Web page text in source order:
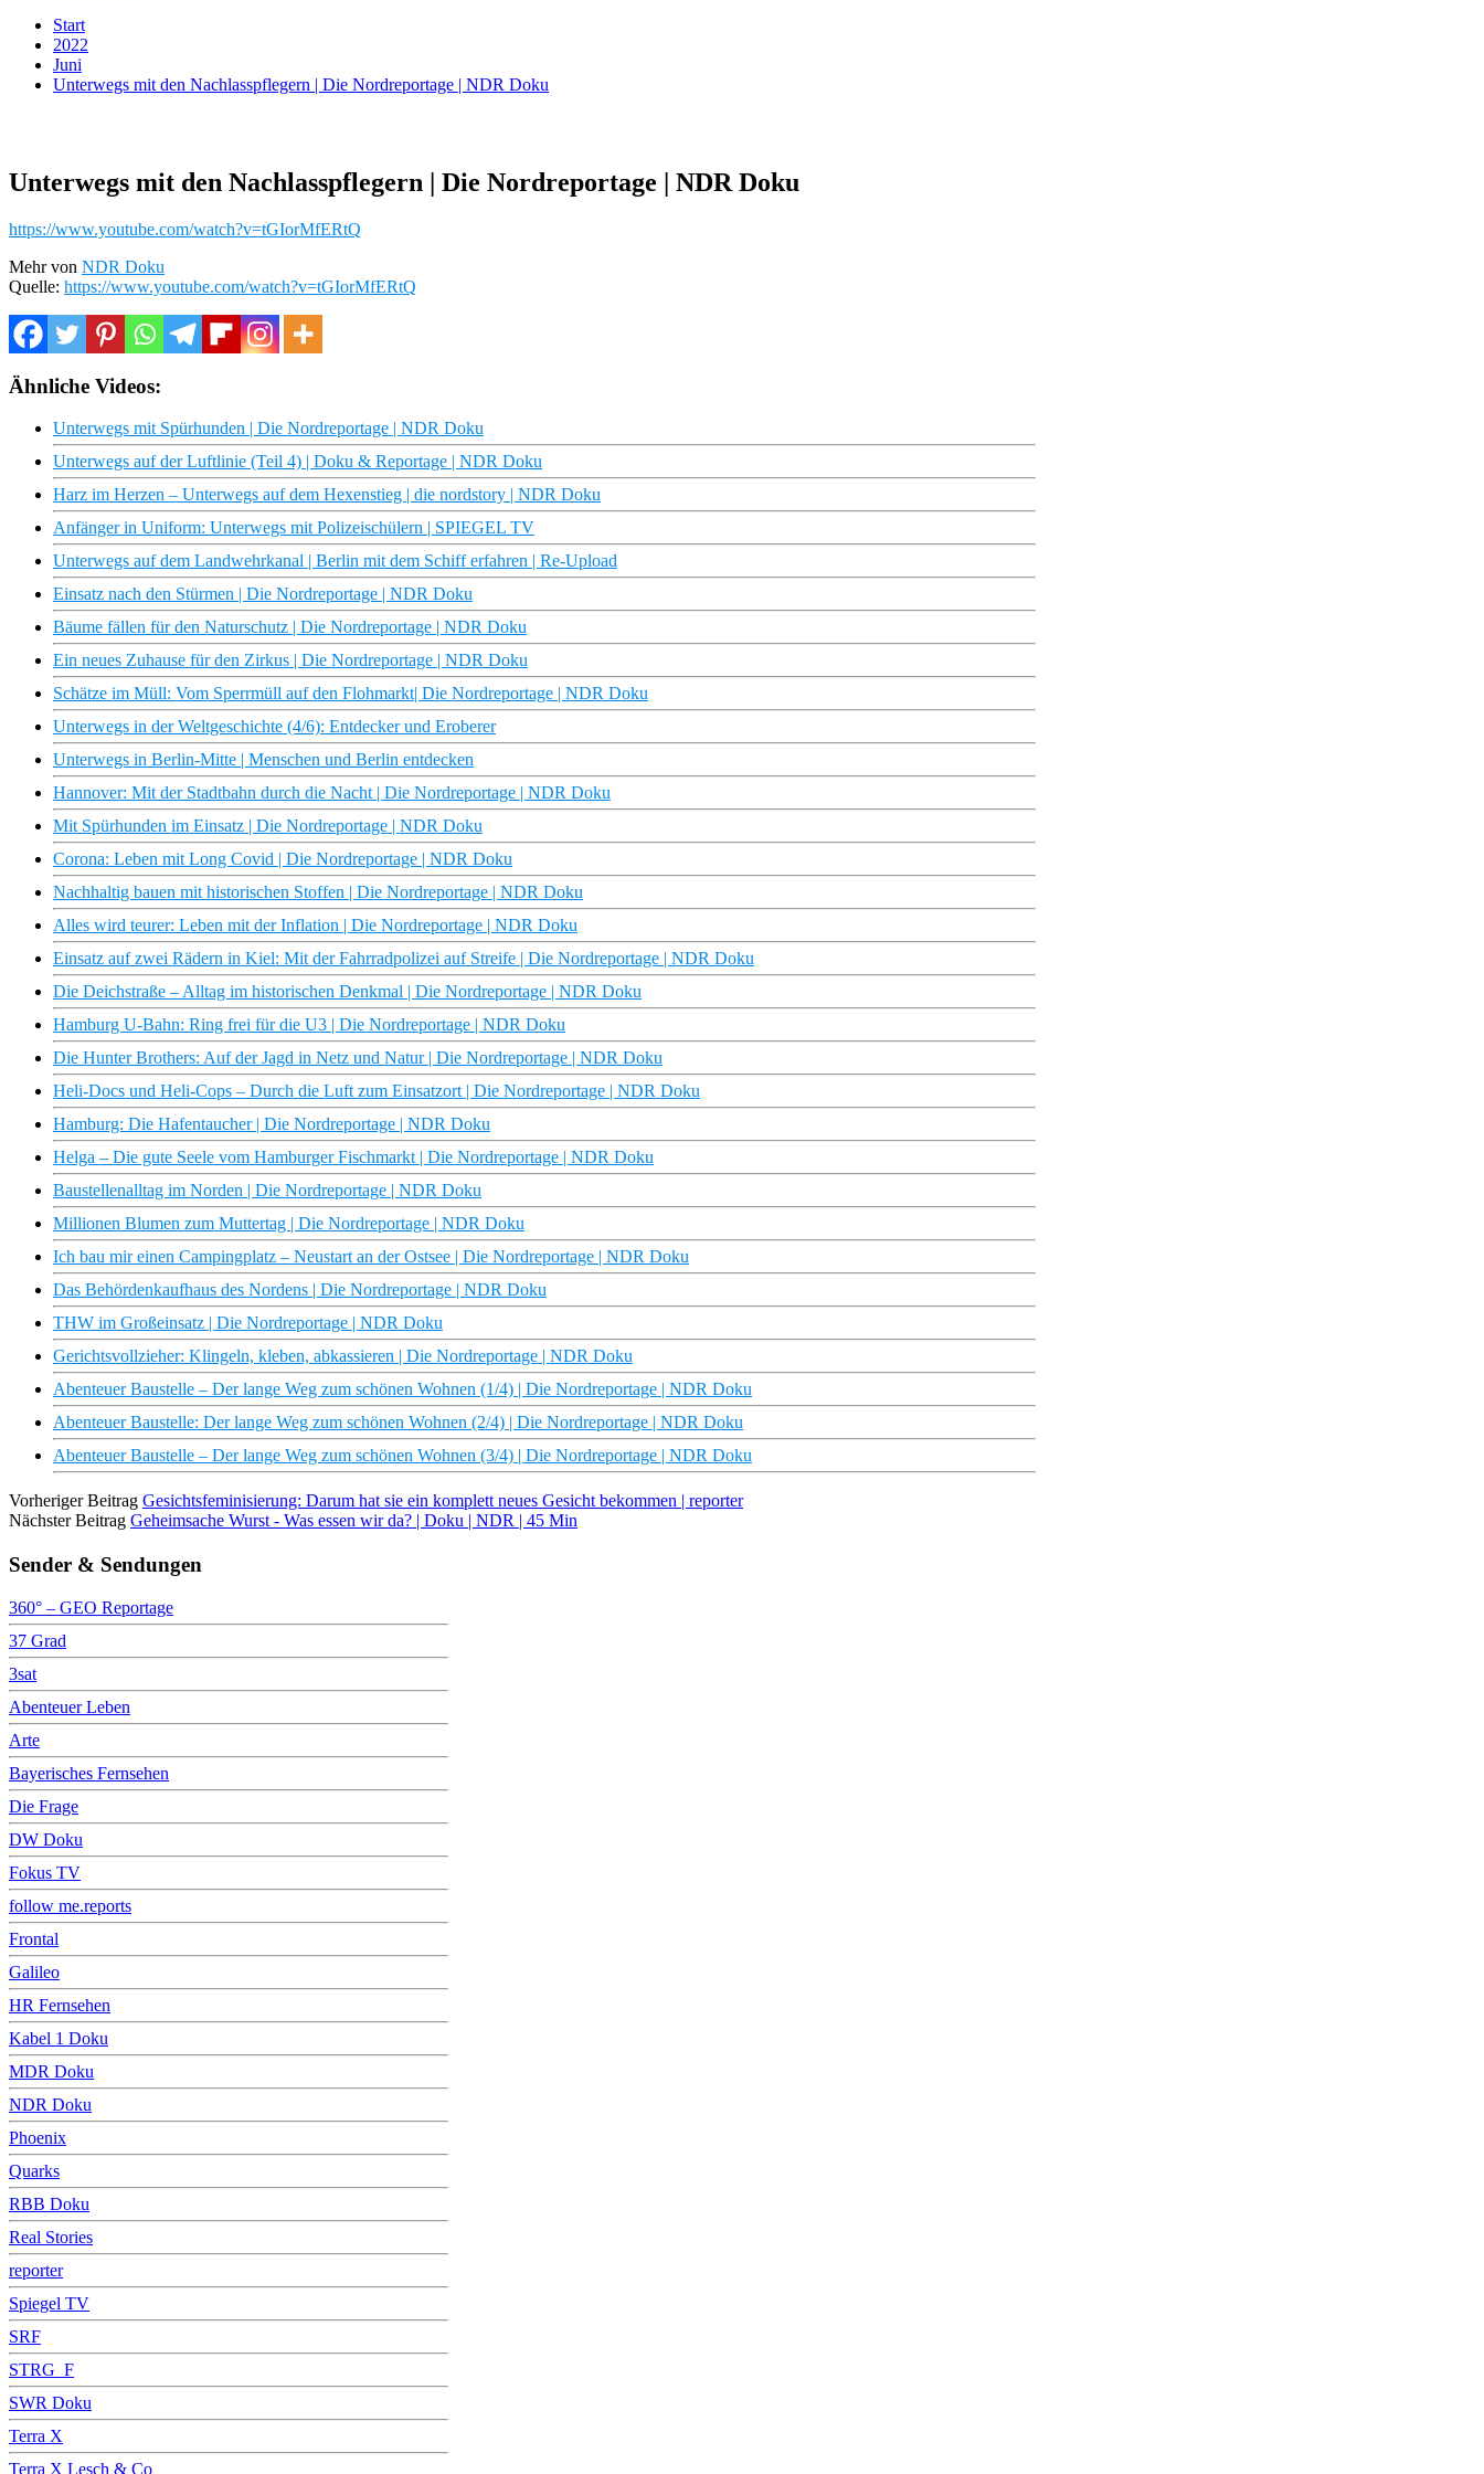
Start
2022
Juni
Unterwegs mit den Nachlasspflegern | Die Nordreportage | NDR Doku
Unterwegs mit den Nachlasspflegern | Die Nordreportage | NDR Doku
https://www.youtube.com/watch?v=tGIorMfERtQ
Mehr von NDR Doku
Quelle: https://www.youtube.com/watch?v=tGIorMfERtQ
Ähnliche Videos:
Unterwegs mit Spürhunden | Die Nordreportage | NDR Doku
Unterwegs auf der Luftlinie (Teil 4) | Doku & Reportage | NDR Doku
Harz im Herzen – Unterwegs auf dem Hexenstieg | die nordstory | NDR Doku
Anfänger in Uniform: Unterwegs mit Polizeischülern | SPIEGEL TV
Unterwegs auf dem Landwehrkanal | Berlin mit dem Schiff erfahren | Re-Upload
Einsatz nach den Stürmen | Die Nordreportage | NDR Doku
Bäume fällen für den Naturschutz | Die Nordreportage | NDR Doku
Ein neues Zuhause für den Zirkus | Die Nordreportage | NDR Doku
Schätze im Müll: Vom Sperrmüll auf den Flohmarkt| Die Nordreportage | NDR Doku
Unterwegs in der Weltgeschichte (4/6): Entdecker und Eroberer
Unterwegs in Berlin-Mitte | Menschen und Berlin entdecken
Hannover: Mit der Stadtbahn durch die Nacht | Die Nordreportage | NDR Doku
Mit Spürhunden im Einsatz | Die Nordreportage | NDR Doku
Corona: Leben mit Long Covid | Die Nordreportage | NDR Doku
Nachhaltig bauen mit historischen Stoffen | Die Nordreportage | NDR Doku
Alles wird teurer: Leben mit der Inflation | Die Nordreportage | NDR Doku
Einsatz auf zwei Rädern in Kiel: Mit der Fahrradpolizei auf Streife | Die Nordreportage | NDR Doku
Die Deichstraße – Alltag im historischen Denkmal | Die Nordreportage | NDR Doku
Hamburg U-Bahn: Ring frei für die U3 | Die Nordreportage | NDR Doku
Die Hunter Brothers: Auf der Jagd in Netz und Natur | Die Nordreportage | NDR Doku
Heli-Docs und Heli-Cops – Durch die Luft zum Einsatzort | Die Nordreportage | NDR Doku
Hamburg: Die Hafentaucher | Die Nordreportage | NDR Doku
Helga – Die gute Seele vom Hamburger Fischmarkt | Die Nordreportage | NDR Doku
Baustellenalltag im Norden | Die Nordreportage | NDR Doku
Millionen Blumen zum Muttertag | Die Nordreportage | NDR Doku
Ich bau mir einen Campingplatz – Neustart an der Ostsee | Die Nordreportage | NDR Doku
Das Behördenkaufhaus des Nordens | Die Nordreportage | NDR Doku
THW im Großeinsatz | Die Nordreportage | NDR Doku
Gerichtsvollzieher: Klingeln, kleben, abkassieren | Die Nordreportage | NDR Doku
Abenteuer Baustelle – Der lange Weg zum schönen Wohnen (1/4) | Die Nordreportage | NDR Doku
Abenteuer Baustelle: Der lange Weg zum schönen Wohnen (2/4) | Die Nordreportage | NDR Doku
Abenteuer Baustelle – Der lange Weg zum schönen Wohnen (3/4) | Die Nordreportage | NDR Doku
Vorheriger Beitrag Gesichtsfeminisierung: Darum hat sie ein komplett neues Gesicht bekommen | reporter
Nächster Beitrag Geheimsache Wurst - Was essen wir da? | Doku | NDR | 45 Min
Sender & Sendungen
360° – GEO Reportage
37 Grad
3sat
Abenteuer Leben
Arte
Bayerisches Fernsehen
Die Frage
DW Doku
Fokus TV
follow me.reports
Frontal
Galileo
HR Fernsehen
Kabel 1 Doku
MDR Doku
NDR Doku
Phoenix
Quarks
RBB Doku
Real Stories
reporter
Spiegel TV
SRF
STRG_F
SWR Doku
Terra X
Terra X Lesch & Co